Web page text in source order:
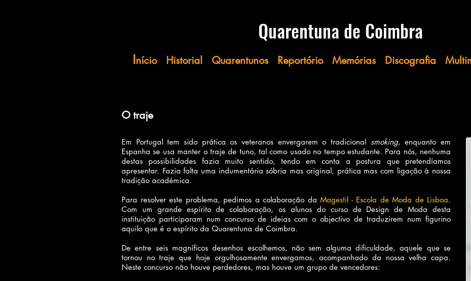
​​​​​Quarentuna de Coimbra​
Início Historial Quarentunos Reportório Memórias Discografia
O traje
Em Portugal tem sido prática os veteranos envergarem o tradicional smoking, enquanto em
Espanha se usa manter o traje de tuno, tal como usado no tempo estudante. Para nós, nenhuma
destas possibilidades fazia muito sentido, tendo em conta a postura que pretendíamos
apresentar. Fazia falta uma indumentária sóbria mas original, prática mas com ligação à nossa
tradição académica.
Para resolver este problema, pedimos a colaboração da Magestil - Escola de Moda de Lisboa.
Com um grande espírito de colaboração, os alunos do curso de Design de Moda desta
instituição participaram num concurso de ideias com o objectivo de traduzirem num figurino
aquilo que é o espírito da Quarentuna de Coimbra.
De entre seis magníficos desenhos escolhemos, não sem alguma dificuldade, aquele que se
tornou no traje que hoje orgulhosamente envergamos, acompanhado da nossa velha capa.
Neste concurso não houve perdedores, mas houve um grupo de vencedores: